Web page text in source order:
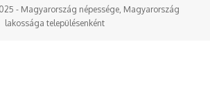
- Magyarország népessége, Magyarország
lakossága településenként